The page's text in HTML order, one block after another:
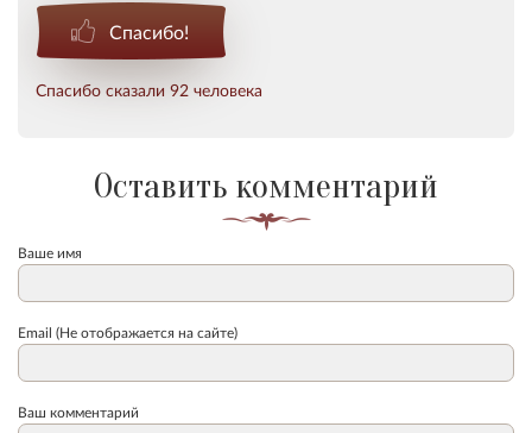
Спасибо!
Спасибо сказали 92 человека
Оставить комментарий
Ваше имя
Email (Не отображается на сайте)
Ваш комментарий